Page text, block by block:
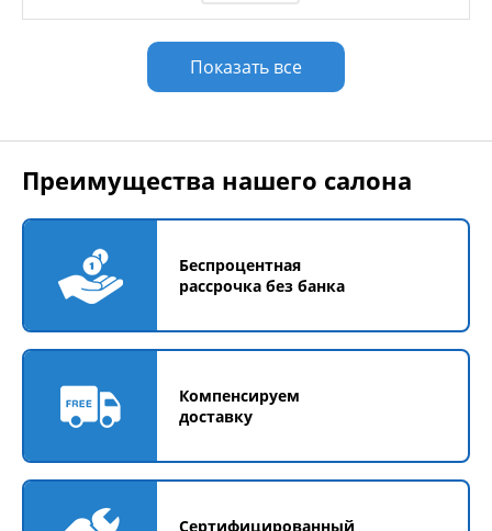
Показать все
Преимущества нашего салона
Беспроцентная
рассрочка без банка
Компенсируем
доставку
Сертифицированный